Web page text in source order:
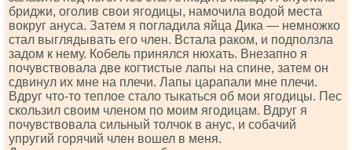
бриджи, оголив свои ягодицы, намочила водой места
вокруг ануса. Затем я погладила яйца Дика — немножко
стал выглядывать его член. Встала раком, и подползла
задом к нему. Кобель принялся нюхать. Внезапно я
почувствовала две когтистые лапы на спине, затем он
сдвинул их мне на плечи. Лапы царапали мне плечи.
Вдруг что-то теплое стало тыкаться об мои ягодицы. Пес
скользил своим членом по моим ягодицам. Вдруг я
почувствовала сильный толчок в анус, и собачий
упругий горячий член вошел в меня.